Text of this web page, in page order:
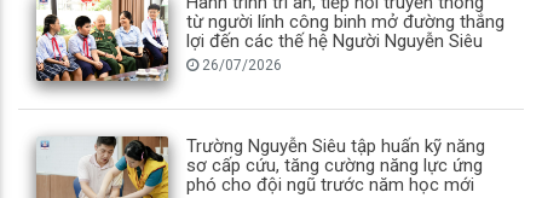
từ người lính công binh mở đường thắng
lợi đến các thế hệ Người Nguyễn Siêu
26/07/2026
Trường Nguyễn Siêu tập huấn kỹ năng
sơ cấp cứu, tăng cường năng lực ứng
phó cho đội ngũ trước năm học mới